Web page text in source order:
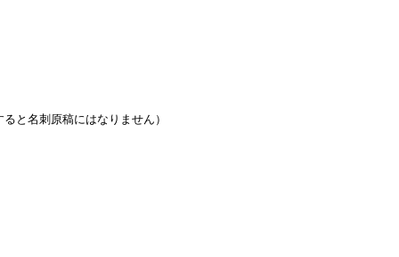
と名刺原稿にはなりません）